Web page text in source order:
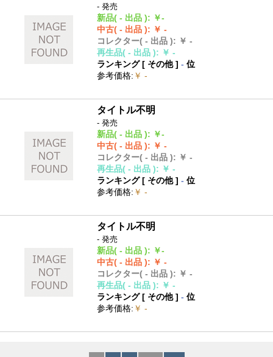
- 発売
新品( - 出品 ): ￥-
中古( - 出品 ): ￥ -
コレクター( - 出品 ): ￥ -
再生品( - 出品 ): ￥ -
ランキング [ その他]- 位
参考価格: ￥ -
タイトル不明
- 発売
新品( - 出品 ): ￥-
中古( - 出品 ): ￥ -
コレクター( - 出品 ): ￥ -
再生品( - 出品 ): ￥ -
ランキング [ その他]- 位
参考価格: ￥ -
タイトル不明
- 発売
新品( - 出品 ): ￥-
中古( - 出品 ): ￥ -
コレクター( - 出品 ): ￥ -
再生品( - 出品 ): ￥ -
ランキング [ その他]- 位
参考価格: ￥ -